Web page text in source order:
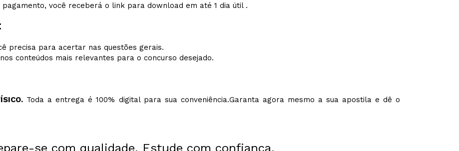
você receberá o link para download em até 1 dia útil .
precisa para acertar nas questões gerais.
conteúdos mais relevantes para o concurso desejado.
Toda a entrega é 100% digital para sua conveniência.Garanta agora mesmo a sua apostila e dê o
se com qualidade. Estude com confiança.